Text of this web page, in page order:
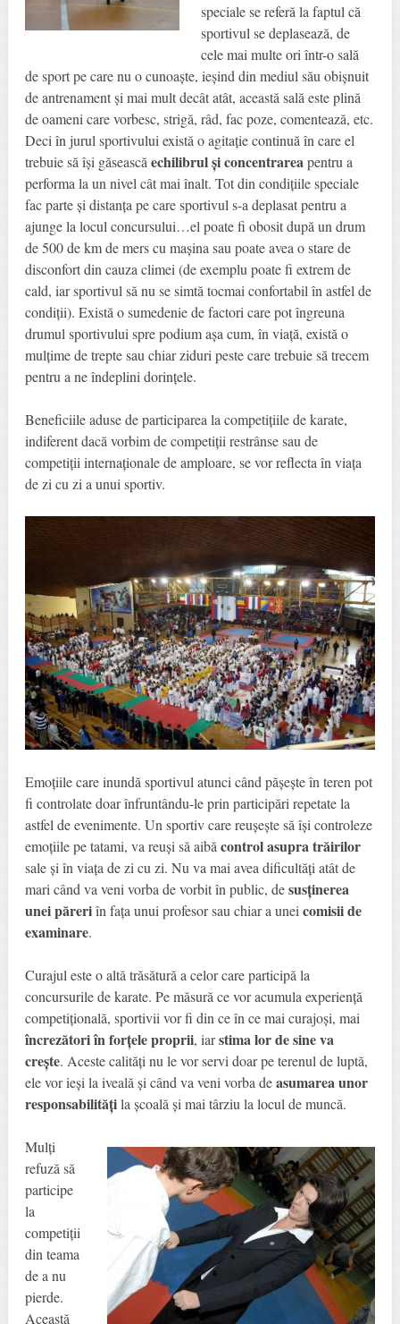
speciale se referă la faptul că
sportivul se deplasează, de
cele mai multe ori într-o sală
de sport pe care nu o cunoaște, ieșind din mediul său obișnuit
de antrenament și mai mult decât atât, această sală este plină
de oameni care vorbesc, strigă, râd, fac poze, comentează, etc.
Deci în jurul sportivului există o agitație continuă în care el
trebuie să își găsească echilibrul și concentrareapentru a
performa la un nivel cât mai înalt. Tot din condițiile speciale
fac parte și distanța pe care sportivul s-a deplasat pentru a
ajunge la locul concursului…el poate fi obosit după un drum
de 500 de km de mers cu mașina sau poate avea o stare de
disconfort din cauza climei (de exemplu poate fi extrem de
cald, iar sportivul să nu se simtă tocmai confortabil în astfel de
condiții). Există o sumedenie de factori care pot îngreuna
drumul sportivului spre podium așa cum, în viață, există o
mulțime de trepte sau chiar ziduri peste care trebuie să trecem
pentru a ne îndeplini dorințele.
Beneficiile aduse de participarea la competițiile de karate,
indiferent dacă vorbim de competiții restrânse sau de
competiții internaționale de amploare, se vor reflecta în viața
de zi cu zi a unui sportiv.
Emoțiile care inundă sportivul atunci când pășește în teren pot
fi controlate doar înfruntându-le prin participări repetate la
astfel de evenimente. Un sportiv care reușește să își controleze
emoțiile pe tatami, va reuși să aibă control asupra trăirilor
sale și în viața de zi cu zi. Nu va mai avea dificultăți atât de
mari când va veni vorba de vorbit în public, desusținerea
unei păreriîn fața unui profesor sau chiar a unei comisii de
examinare.
Curajul este o altă trăsătură a celor care participă la
concursurile de karate. Pe măsură ce vor acumula experiență
competițională, sportivii vor fi din ce în ce mai curajoși, mai
încrezători în forțele proprii, iarstima lor de sine va
crește. Aceste calități nu le vor servi doar pe terenul de luptă,
ele vor ieși la iveală și când va veni vorba deasumarea unor
responsabilitățila școală și mai târziu la locul de muncă.
Mulți
refuză să
participe
la
competiții
din teama
de a nu
pierde.
Această